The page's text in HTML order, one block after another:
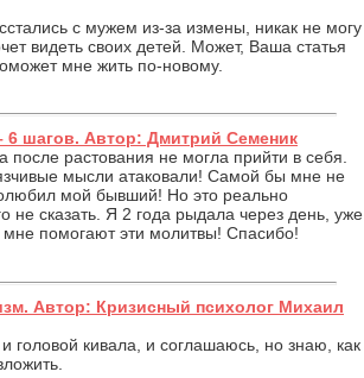
с мужем из-за измены, никак не могу
видеть своих детей. Может, Ваша статья
мне жить по-новому.
6 шагов. Автор: Дмитрий Семеник
после растования не могла прийти в себя.
мысли атаковали! Самой бы мне не
мой бывший! Но это реально
не сказать. Я 2 года рыдала через день, уже
помогают эти молитвы! Спасибо!
Автор: Кризисный психолог Михаил
головой кивала, и соглашаюсь, но знаю, как